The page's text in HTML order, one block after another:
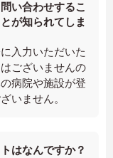
い合わせするこ
が知られてしま
入力いただいた
ございませんの
病院や施設が登
いません。
はなんですか？